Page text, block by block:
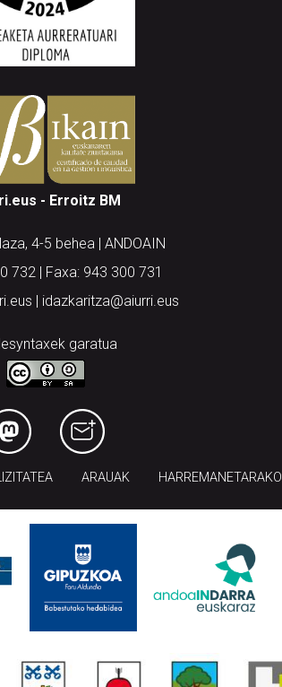
- Erroitz BM
4-5 behea | ANDOAIN
732 | Faxa: 943 300 731
| idazkaritza@aiurri.eus
garatua
ARAUAK HARREMANETARAKO